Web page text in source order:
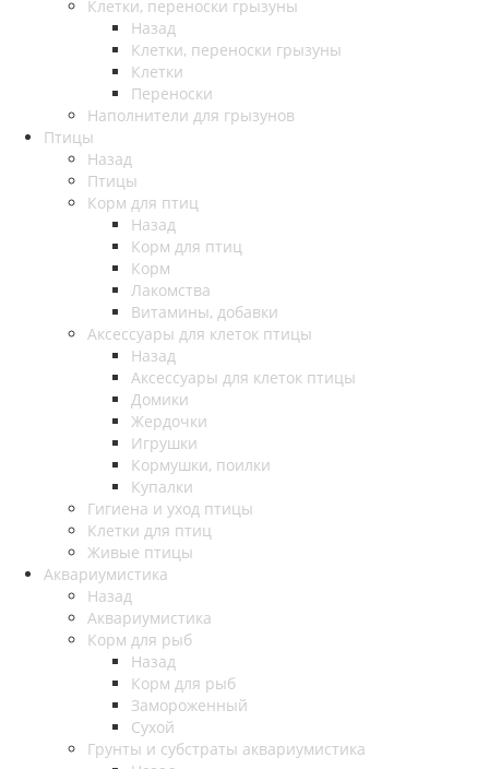
Клетки, переноски грызуны
Назад
Клетки, переноски грызуны
Клетки
Переноски
Наполнители для грызунов
Птицы
Назад
Птицы
Корм для птиц
Назад
Корм для птиц
Корм
Лакомства
Витамины, добавки
Аксессуары для клеток птицы
Назад
Аксессуары для клеток птицы
Домики
Жердочки
Игрушки
Кормушки, поилки
Купалки
Гигиена и уход птицы
Клетки для птиц
Живые птицы
Аквариумистика
Назад
Аквариумистика
Корм для рыб
Назад
Корм для рыб
Замороженный
Сухой
Грунты и субстраты аквариумистика